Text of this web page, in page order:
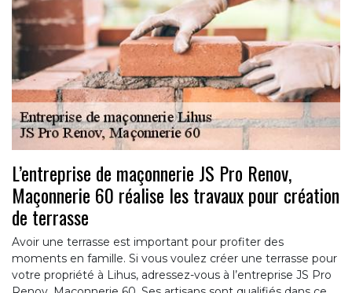
L’entreprise de maçonnerie JS Pro Renov,
Maçonnerie 60 réalise les travaux pour création
de terrasse
Avoir une terrasse est important pour profiter des
moments en famille. Si vous voulez créer une terrasse pour
votre propriété à Lihus, adressez-vous à l’entreprise JS Pro